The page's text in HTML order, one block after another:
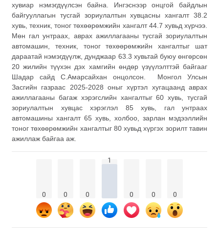
хувиар нэмэгдүүлсэн байна. Ингэснээр онцгой байдлын
байгууллагын тусгай зориулалтын хувцасны хангалт 38.2
хувь, техник, тоног төхөөрөмжийн хангалт 44.7 хувьд хүрчээ.
Мөн гал унтраах, аврах ажиллагааны тусгай зориулалтын
автомашин, техник, тоног төхөөрөмжийн хангалтыг шат
дараатай нэмэгдүүлж, дунджаар 63.3 хувьтай буюу өнгөрсөн
20 жилийн түүхэн дэх хамгийн өндөр үзүүлэлттэй байгааг
Шадар сайд С.Амарсайхан онцолсон. Монгол Улсын
Засгийн газраас 2025-2028 оныг хүртэл хугацаанд аврах
ажиллагааны багаж хэрэгслийн хангалтыг 60 хувь, тусгай
зориулалтын хувцас хэрэглэл 85 хувь, гал унтраах
автомашины хангалт 65 хувь, холбоо, зарлан мэдээллийн
тоног төхөөрөмжийн хангалтыг 80 хувьд хүргэх зорилт тавин
ажиллаж байгаа аж.
0 0 0
1
0 0 0